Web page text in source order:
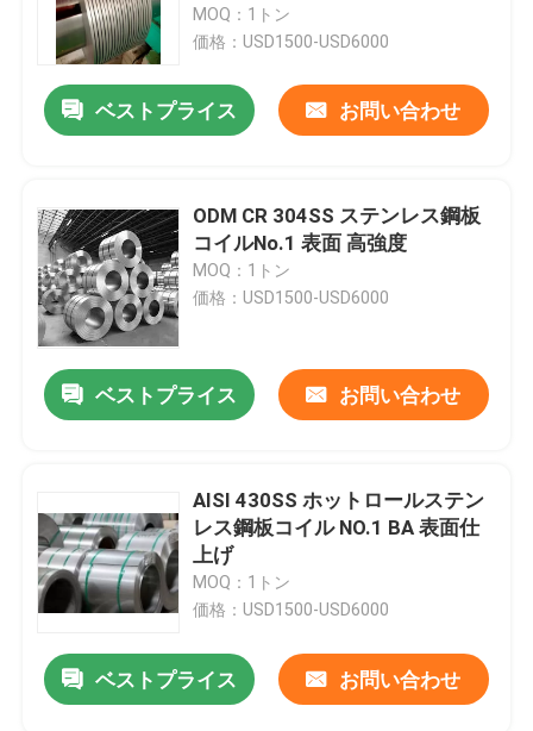
MOQ：1トン
価格：USD1500-USD6000
ベストプライス お問い合わせ
ODM CR 304SS ステンレス鋼板
コイルNo.1 表面 高強度
MOQ：1トン
価格：USD1500-USD6000
ベストプライス お問い合わせ
AISI 430SS ホットロールステン
レス鋼板コイル NO.1 BA 表面仕
上げ
MOQ：1トン
価格：USD1500-USD6000
ベストプライス お問い合わせ